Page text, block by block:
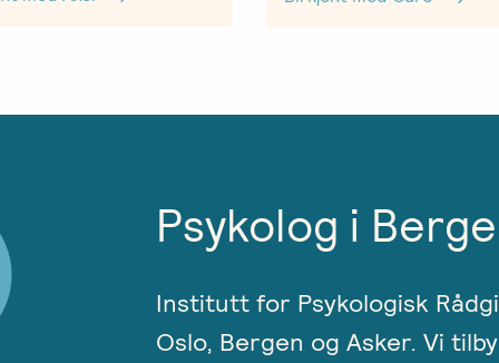
Psykolog i
Institutt for Psykologisk
Oslo, Bergen og Asker. Vi